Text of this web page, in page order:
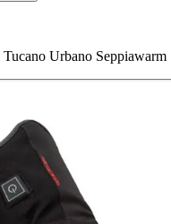
Urbano Seppiawarm